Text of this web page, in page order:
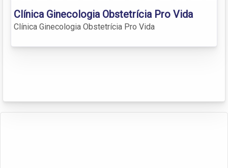
Clínica Ginecologia Obstetrícia Pro Vida
Clínica Ginecologia Obstetrícia Pro Vida